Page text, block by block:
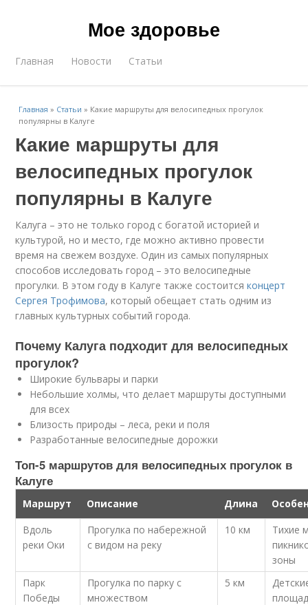
Мое здоровье
Главная Новости Статьи
Главная » Статьи » Какие маршруты для велосипедных прогулок
популярны в Калуге
Какие маршруты для
велосипедных прогулок
популярны в Калуге
Калуга – это не только город с богатой историей и
культурой, но и место, где можно активно провести
время на свежем воздухе. Один из самых популярных
способов исследовать город – это велосипедные
прогулки. В этом году в Калуге также состоитсяконцерт
Сергея Трофимова, который обещает стать одним из
главных культурных событий города.
Почему Калуга подходит для велосипедных
прогулок?
Широкие бульвары и парки
Небольшие холмы, что делает маршруты доступными
для всех
Близость природы – леса, реки и поля
Разработанные велосипедные дорожки
Топ-5 маршрутов для велосипедных прогулок в
Калуге
Маршрут Описание Длина
Вдоль
реки Оки
Прогулка по набережной
с видом на реку
10 км
Тихие
зоны
Парк
Победы
Прогулка по парку с
множеством
5 км